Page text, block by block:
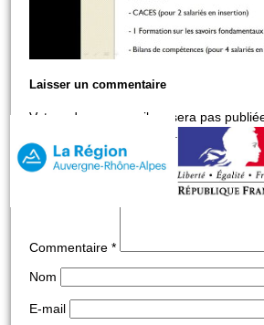
Laisser un commentaire
Votre adresse e-mail ne sera pas
Commentaire *
Nom
E-mail